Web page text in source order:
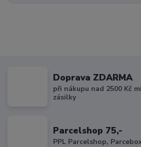
Doprava ZDARMA
při nákupu nad 2500 Kč
zásilky
Parcelshop 75,-
PPL Parcelshop,